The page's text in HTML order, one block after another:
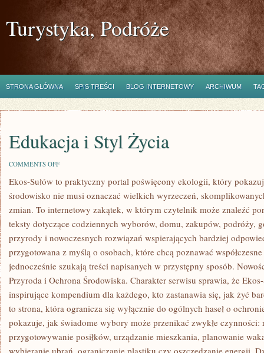
Turystyka, Podróże
STRONA GŁÓWNA SPIS TREŚCI BLOG INTERNETOWY ARCHIWUM
Edukacja i Styl Życia
COMMENTS OFFON
I
ŻYCIA
Ekos-Sułów to praktyczny portal poświęcony ekologii, który
środowisko nie musi oznaczać wielkich wyrzeczeń,
zmian. To internetowy zakątek, w którym czytelnik może znaleźć
teksty dotyczące codziennych wyborów, domu, zakupów, podróży,
przyrody i nowoczesnych rozwiązań wspierających bardziej
przygotowana z myślą o osobach, które chcą poznawać
jednocześnie szukają treści napisanych w przystępny sposób.
Przyroda i Ochrona Środowiska. Charakter serwisu sprawia, że
inspirujące kompendium dla każdego, kto zastanawia się, jak żyć
to strona, która ogranicza się wyłącznie do ogólnych haseł o
pokazuje, jak świadome wybory może przenikać zwykłe czynności:
przygotowywanie posiłków, urządzanie mieszkania, planowanie
wybieranie ubrań, ograniczanie plastiku czy oszczędzanie energii.